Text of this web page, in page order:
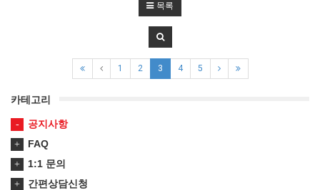
목록
1 2 3 4 5
카테고리
공지사항
FAQ
1:1 문의
간편상담신청